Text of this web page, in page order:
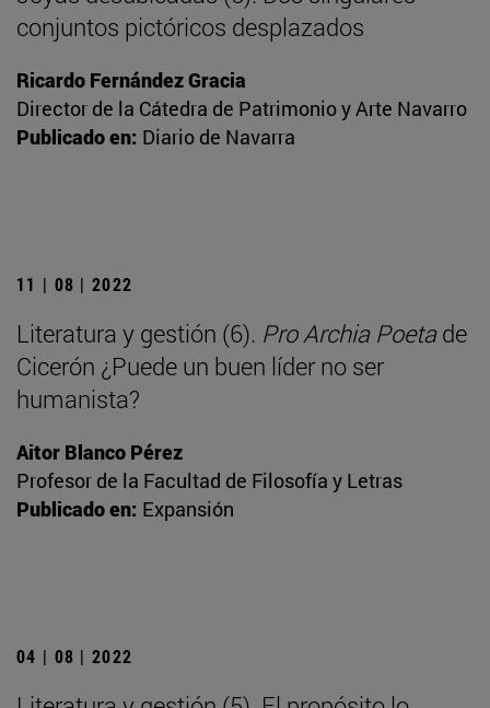
conjuntos pictóricos desplazados
Ricardo Fernández Gracia
Director de la Cátedra de Patrimonio y Arte Navarro
Publicado en: Diario de Navarra
11 | 08 | 2022
Literatura y gestión (6). Pro Archia Poetade
Cicerón ¿Puede un buen líder no ser
humanista?
Aitor Blanco Pérez
Profesor de la Facultad de Filosofía y Letras
Publicado en: Expansión
04 | 08 | 2022